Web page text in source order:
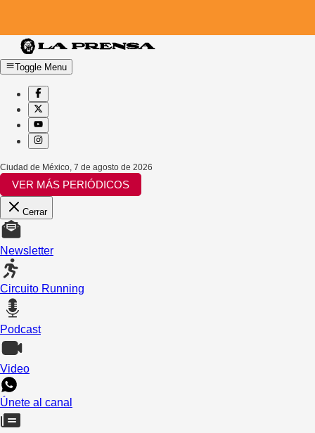
Toggle Menu
Ciudad de México 7 de agosto de 2026
VER MÁS PERIÓDICOS
Cerrar
Newsletter
Circuito Running
Podcast
Video
Únete al canal